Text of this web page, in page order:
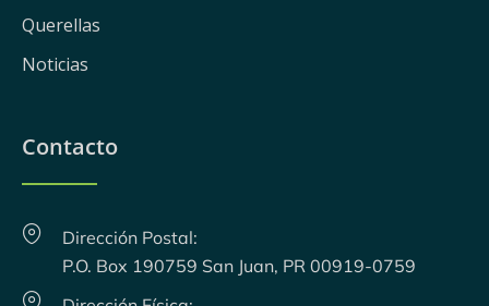
Querellas
Noticias
Contacto
Dirección Postal:
P.O. Box 190759 San Juan, PR 00919-0759